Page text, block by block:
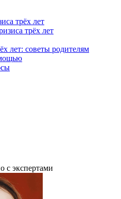
трёх лет
трёх лет
лет: советы родителям
с экспертами